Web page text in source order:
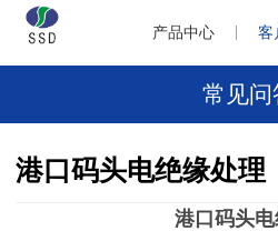
产品中心 客
常见问
港口码头电绝缘处理
港口码头